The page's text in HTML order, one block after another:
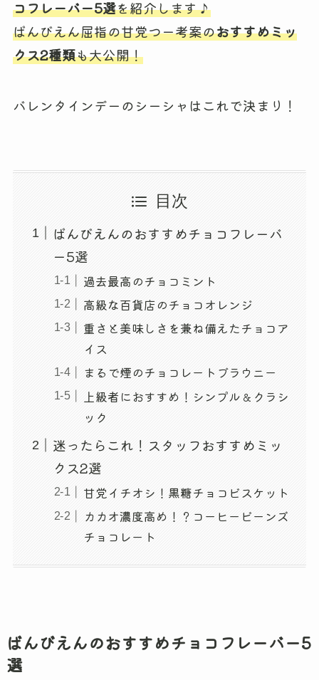
コフレーバー5選を紹介します♪
ばんびえん屈指の甘党つー考案のおすすめミッ
クス2種類も大公開！
バレンタインデーのシーシャはこれで決まり！
目次
ばんびえんのおすすめチョコフレーバ
ー5選
過去最高のチョコミント
高級な百貨店のチョコオレンジ
重さと美味しさを兼ね備えたチョコア
イス
まるで煙のチョコレートブラウニー
上級者におすすめ！シンプル＆クラシ
ック
迷ったらこれ！スタッフおすすめミッ
クス2選
甘党イチオシ！黒糖チョコビスケット
カカオ濃度高め！？コーヒービーンズ
チョコレート
ばんびえんのおすすめチョコフレーバー5
選